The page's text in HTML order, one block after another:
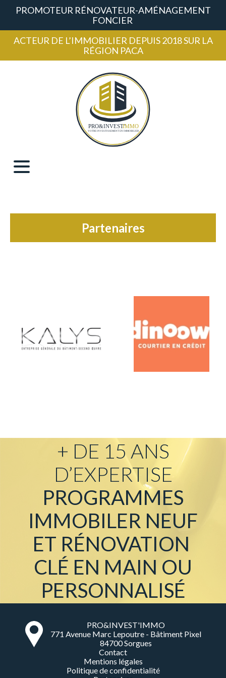
PROMOTEUR RÉNOVATEUR-AMÉNAGEMENT
FONCIER
ACTEUR DE L’IMMOBILIER DEPUIS 2018 SUR LA
RÉGION PACA
Partenaires
+ DE 15 ANS
D’EXPERTISE
PROGRAMMES
IMMOBILER NEUF
ET RÉNOVATION
CLÉ EN MAIN OU
PERSONNALISÉ
PRO&INVEST'IMMO
771 Avenue Marc Lepoutre - Bâtiment Pixel
84700 Sorgues
Contact
Mentions légales
Politique de confidentialité